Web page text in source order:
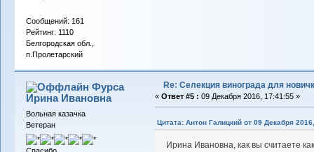
Сообщений: 161
Рейтинг: 1110
Белгородская обл.,
п.Пролетарский
Фурса
Ирина Ивановна
Вольная казачка
Ветеран
Re: Селекция винограда для
« Ответ #5 : 09 Декабря 2016, 17:41:55 »
Цитата: Антон Галицкий от 09 Декабря
Ирина Ивановна, как вы считаете